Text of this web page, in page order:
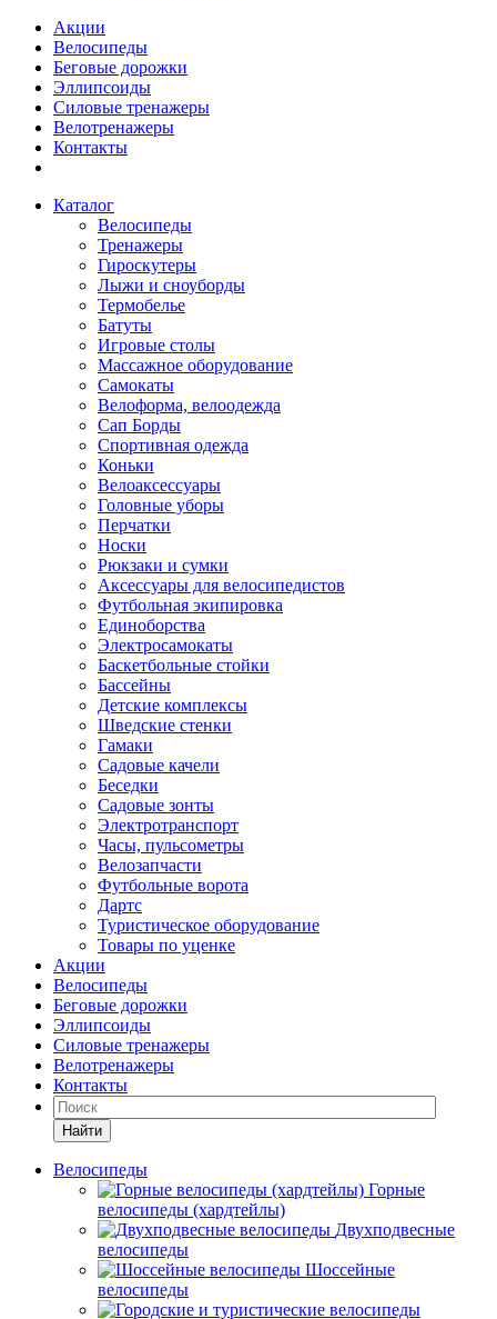
Акции
Велосипеды
Беговые дорожки
Эллипсоиды
Силовые тренажеры
Велотренажеры
Контакты
Каталог
Велосипеды
Тренажеры
Гироскутеры
Лыжи и сноуборды
Термобелье
Батуты
Игровые столы
Массажное оборудование
Самокаты
Велоформа, велоодежда
Сап Борды
Спортивная одежда
Коньки
Велоаксессуары
Головные уборы
Перчатки
Носки
Рюкзаки и сумки
Аксессуары для велосипедистов
Футбольная экипировка
Единоборства
Электросамокаты
Баскетбольные стойки
Бассейны
Детские комплексы
Шведские стенки
Гамаки
Садовые качели
Беседки
Садовые зонты
Электротранспорт
Часы, пульсометры
Велозапчасти
Футбольные ворота
Дартс
Туристическое оборудование
Товары по уценке
Акции
Велосипеды
Беговые дорожки
Эллипсоиды
Силовые тренажеры
Велотренажеры
Контакты
Найти
Велосипеды
Горные
велосипеды (хардтейлы)
Двухподвесные
велосипеды
Шоссейные
велосипеды